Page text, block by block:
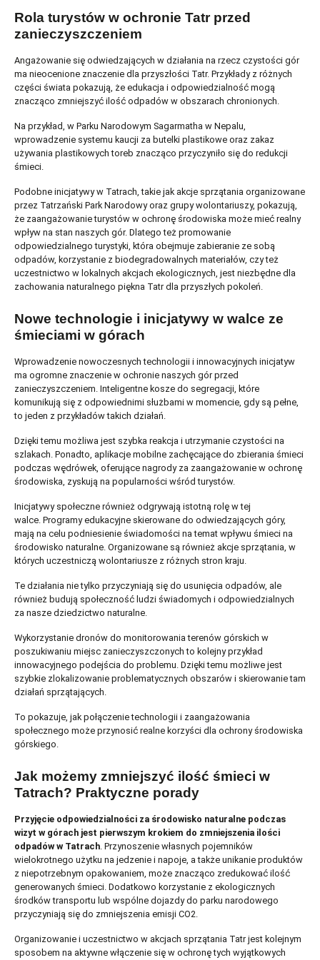
Rola turystów w ochronie Tatr przed
zanieczyszczeniem
Angażowanie się odwiedzających w działania na rzecz czystości gór
ma nieocenione znaczenie dla przyszłości Tatr. Przykłady z różnych
części świata pokazują, że edukacja i odpowiedzialność mogą
znacząco zmniejszyć ilość odpadów w obszarach chronionych.
Na przykład, w Parku Narodowym Sagarmatha w Nepalu,
wprowadzenie systemu kaucji za butelki plastikowe oraz zakaz
używania plastikowych toreb znacząco przyczyniło się do redukcji
śmieci.
Podobne inicjatywy w Tatrach, takie jak akcje sprzątania organizowane
przez Tatrzański Park Narodowy oraz grupy wolontariuszy, pokazują,
że zaangażowanie turystów w ochronę środowiska może mieć realny
wpływ na stan naszych gór. Dlatego też promowanie
odpowiedzialnego turystyki, która obejmuje zabieranie ze sobą
odpadów, korzystanie z biodegradowalnych materiałów, czy też
uczestnictwo w lokalnych akcjach ekologicznych, jest niezbędne dla
zachowania naturalnego piękna Tatr dla przyszłych pokoleń.
Nowe technologie i inicjatywy w walce ze
śmieciami w górach
Wprowadzenie nowoczesnych technologii i innowacyjnych inicjatyw
ma ogromne znaczenie w ochronie naszych gór przed
zanieczyszczeniem. Inteligentne kosze do segregacji, które
komunikują się z odpowiednimi służbami w momencie, gdy są pełne,
to jeden z przykładów takich działań.
Dzięki temu możliwa jest szybka reakcja i utrzymanie czystości na
szlakach. Ponadto, aplikacje mobilne zachęcające do zbierania śmieci
podczas wędrówek, oferujące nagrody za zaangażowanie w ochronę
środowiska, zyskują na popularności wśród turystów.
Inicjatywy społeczne również odgrywają istotną rolę w tej
walce. Programy edukacyjne skierowane do odwiedzających góry,
mają na celu podniesienie świadomości na temat wpływu śmieci na
środowisko naturalne. Organizowane są również akcje sprzątania, w
których uczestniczą wolontariusze z różnych stron kraju.
Te działania nie tylko przyczyniają się do usunięcia odpadów, ale
również budują społeczność ludzi świadomych i odpowiedzialnych
za nasze dziedzictwo naturalne.
Wykorzystanie dronów do monitorowania terenów górskich w
poszukiwaniu miejsc zanieczyszczonych to kolejny przykład
innowacyjnego podejścia do problemu. Dzięki temu możliwe jest
szybkie zlokalizowanie problematycznych obszarów i skierowanie tam
działań sprzątających.
To pokazuje, jak połączenie technologii i zaangażowania
społecznego może przynosić realne korzyści dla ochrony środowiska
górskiego.
Jak możemy zmniejszyć ilość śmieci w
Tatrach? Praktyczne porady
Przyjęcie odpowiedzialności za środowisko naturalne podczas
wizyt w górach jest pierwszym krokiem do zmniejszenia ilości
odpadów w Tatrach. Przynoszenie własnych pojemników
wielokrotnego użytku na jedzenie i napoje, a także unikanie produktów
z niepotrzebnym opakowaniem, może znacząco zredukować ilość
generowanych śmieci. Dodatkowo korzystanie z ekologicznych
środków transportu lub wspólne dojazdy do parku narodowego
przyczyniają się do zmniejszenia emisji CO2.
Organizowanie i uczestnictwo w akcjach sprzątania Tatr jest kolejnym
sposobem na aktywne włączenie się w ochronę tych wyjątkowych